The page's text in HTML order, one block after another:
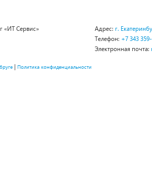
«ИТ Сервис» Адрес: г.
Телефон: +7 343
Электронная почта:
| Политика конфиденциальности